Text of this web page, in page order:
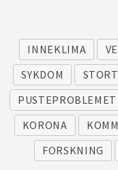
INNEKLIMA
SYKDOM
PUSTEPROBLEMET
KORONA
FORSKNING